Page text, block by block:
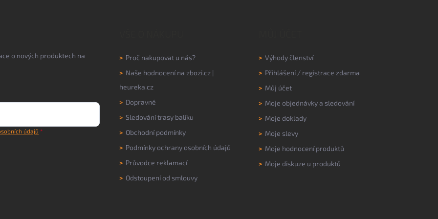
o nových produktech na
údajů
> Proč nakupovat u nás?
> Naše hodnocení na zbozi.cz |
heureka.cz
> Dopravné
> Sledování trasy balíku
> Obchodní podmínky
> Podmínky ochrany osobních údajů
> Průvodce reklamací
> Odstoupení od smlouvy
> Výhody členství
> Přihlášení/ registrace zdarma
> Můj účet
> Moje objednávky a sledování
> Moje doklady
> Moje slevy
> Moje hodnocení produktů
> Moje diskuze u produktů